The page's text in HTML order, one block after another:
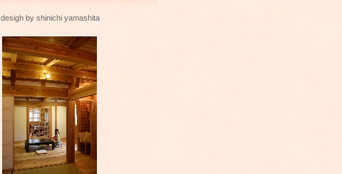
desigh by shinichi yamashita